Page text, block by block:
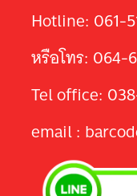
Hotline: 061-
หรือโทร: 064-
Tel office:
email :